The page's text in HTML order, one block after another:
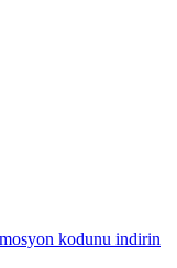
kodunu indirin